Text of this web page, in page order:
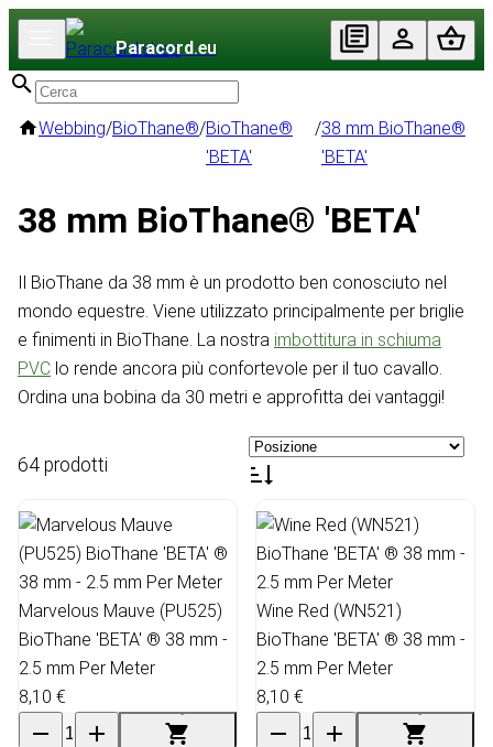
Paracord.eu
Webbing/BioThane®/BioThane®
'BETA'
/38 mm BioThane®
'BETA'
38 mm BioThane® 'BETA'
Il BioThane da 38 mm è un prodotto ben conosciuto nel
mondo equestre. Viene utilizzato principalmente per briglie
e finimenti in BioThane. La nostra imbottitura in schiuma
PVC lo rende ancora più confortevole per il tuo cavallo.
Ordina una bobina da 30 metri e approfitta dei vantaggi!
64 prodotti
Marvelous Mauve (PU525)
BioThane 'BETA' ® 38 mm -
2.5 mm Per Meter
8,10 €
Wine Red (WN521)
BioThane 'BETA' ® 38 mm -
2.5 mm Per Meter
8,10 €